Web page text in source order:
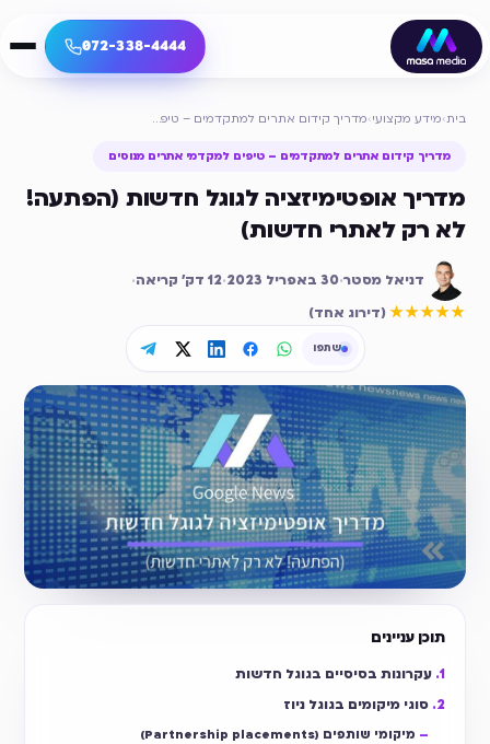
072-338-4444
בית›מידע מקצועי› מדריך קידום אתרים למתקדמים – טיפים למקדמי אתרים מנוסים
מדריך קידום אתרים למתקדמים – טיפים למקדמי אתרים מנוסים
מדריך אופטימיזציה לגוגל חדשות (הפתעה!
לא רק לאתרי חדשות)
דניאל מסטר·30 באפריל 2023 ·
12 דק׳ קריאה·
★★★★★
(דירוג אחד)
שתפו
תוכן עניינים
עקרונות בסיסיים בגוגל חדשות
סוגי מיקומים בגוגל ניוז
מיקומי שותפים (Partnership placements)